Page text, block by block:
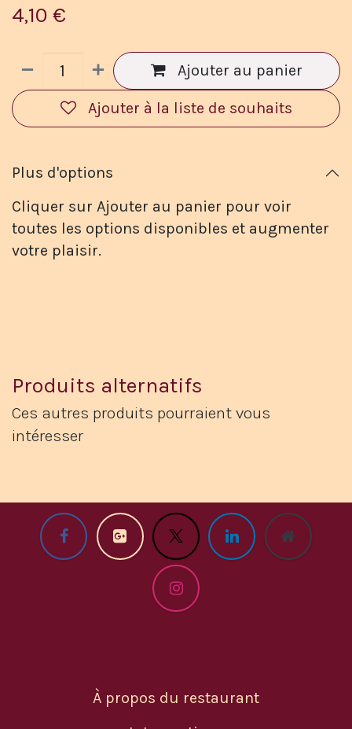
4,10 €
Ajouter au panier
Ajouter à la liste de souhaits
Plus d'options
Cliquer sur Ajouter au panier pour voir
toutes les options disponibles et augmenter
votre plaisir.
Produits alternatifs
Ces autres produits pourraient vous
intéresser
À propos du restaurant